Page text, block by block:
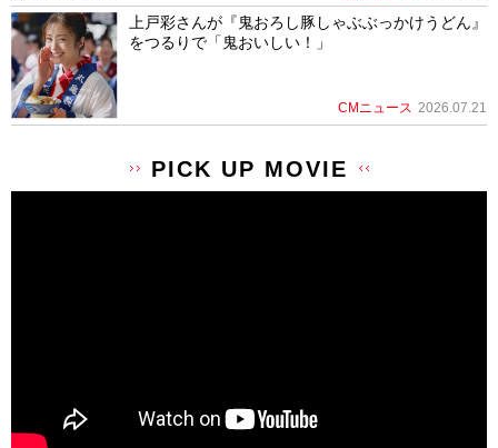
上戸彩さんが『鬼おろし豚しゃぶぶっかけうどん』
をつるりで「鬼おいしい！」
CMニュース 2026.07.21
PICK UP MOVIE